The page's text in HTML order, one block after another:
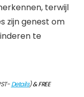
terwijl
zijn genest om
te
Details)&FREE